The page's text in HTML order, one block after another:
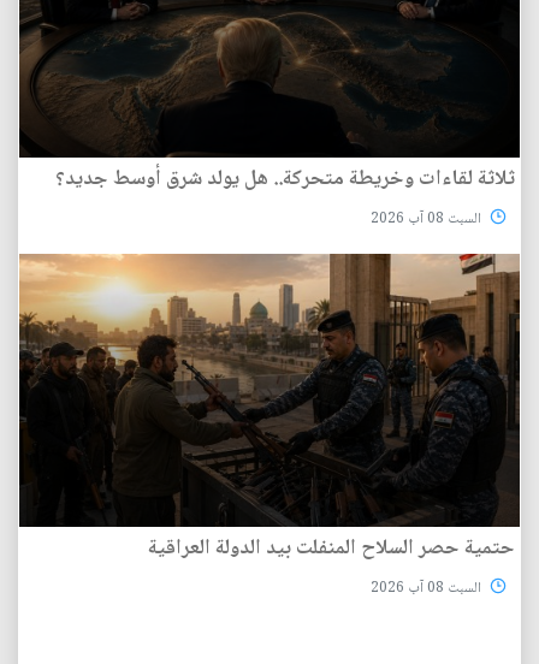
ثلاثة لقاءات وخريطة متحركة.. هل يولد شرق أوسط جديد؟
السبت 08 آب 2026
حتمية حصر السلاح المنفلت بيد الدولة العراقية
السبت 08 آب 2026